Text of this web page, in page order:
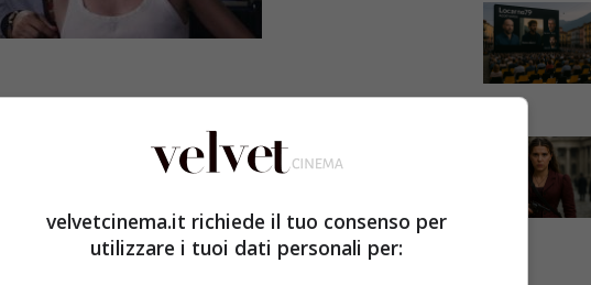
velvetcinema.it richiede il tuo consenso per
utilizzare i tuoi dati personali per: